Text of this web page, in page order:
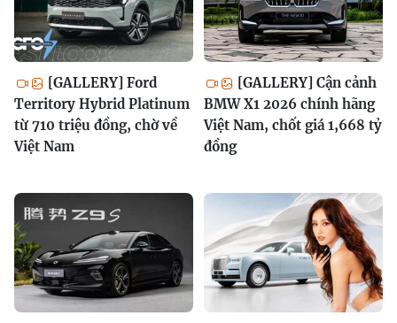
[GALLERY] Ford
Territory Hybrid Platinum
từ 710 triệu đồng, chờ về
Việt Nam
[GALLERY] Cận cảnh
BMW X1 2026 chính hãng
Việt Nam, chốt giá 1,668 tỷ
đồng